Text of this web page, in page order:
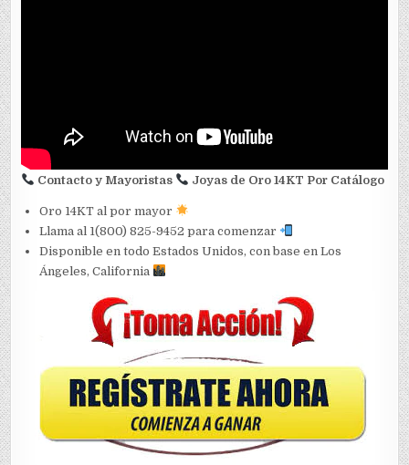
Contacto y Mayoristas Joyas de Oro 14KT Por Catálogo
Oro 14KT al por mayor
Llama al 1(800) 825-9452 para comenzar
Disponible en todo Estados Unidos, con base en Los
Ángeles, California